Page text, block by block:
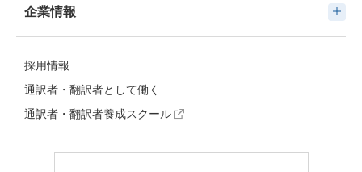
企業情報
採用情報
通訳者・翻訳者として働く
通訳者・翻訳者養成スクール